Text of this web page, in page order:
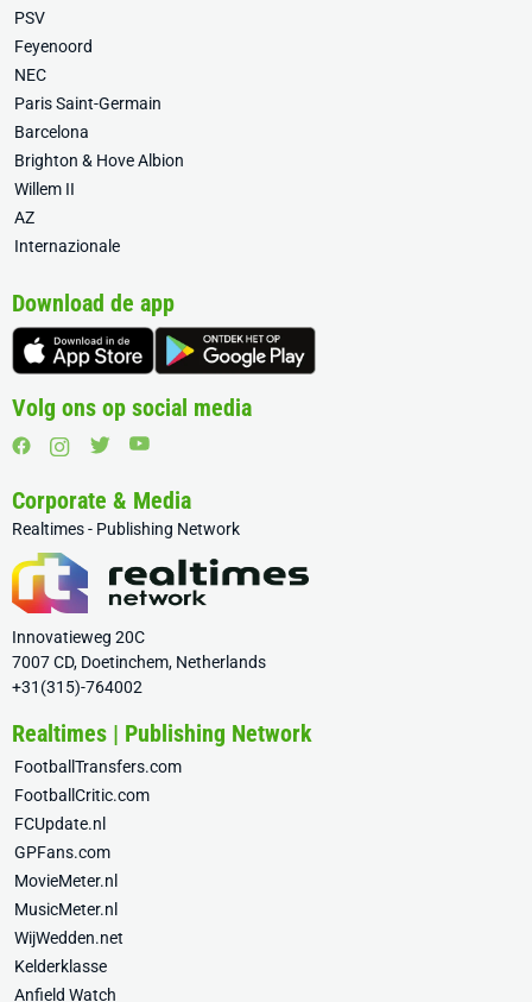
PSV
Feyenoord
NEC
Paris Saint-Germain
Barcelona
Brighton & Hove Albion
Willem II
AZ
Internazionale
Download de app
Volg ons op social media
Corporate & Media
Realtimes - Publishing Network
Innovatieweg 20C
7007 CD, Doetinchem, Netherlands
+31(315)-764002
Realtimes | Publishing Network
FootballTransfers.com
FootballCritic.com
FCUpdate.nl
GPFans.com
MovieMeter.nl
MusicMeter.nl
WijWedden.net
Kelderklasse
Anfield Watch